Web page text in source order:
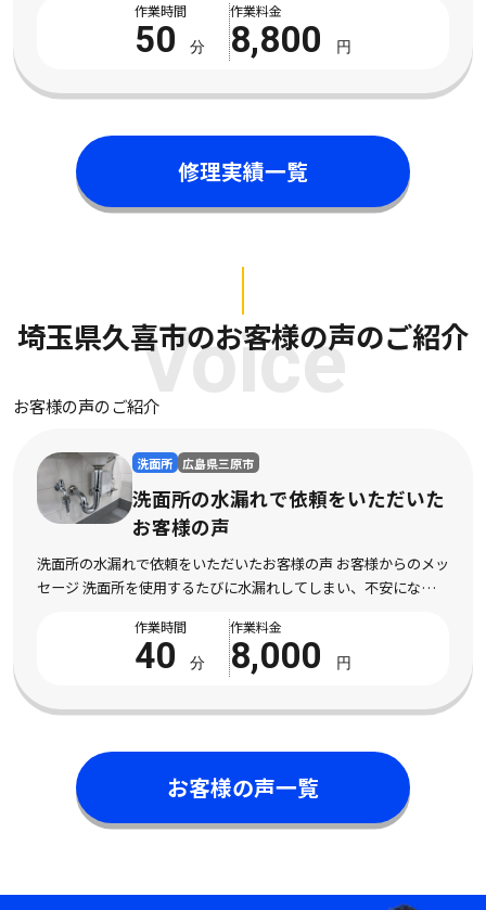
作業時間
50 分
作業料金
8,800 円
修理実績一覧
Voice
埼玉県久喜市のお客様の声のご紹介
お客様の声のご紹介
洗面所 広島県三原市
洗面所の水漏れで依頼をいただいた
お客様の声
洗面所の水漏れで依頼をいただいたお客様の声 お客様からのメッ
セージ 洗面所を使用するたびに水漏れしてしまい、不安になって
た。 電話対応から作業完了まで丁寧で安心 […]
作業時間
40 分
作業料金
8,000 円
お客様の声一覧